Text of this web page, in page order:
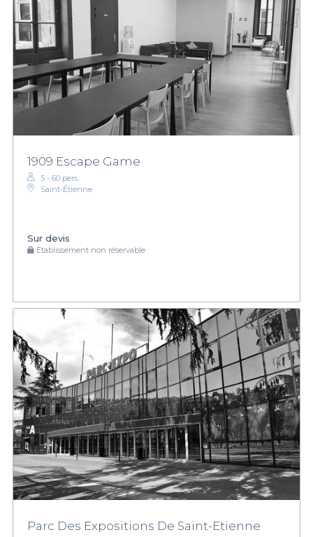
1909 Escape Game
5 - 60 pers.
Saint-Étienne
Sur devis
Établissement non réservable
Parc Des Expositions De Saint-Etienne